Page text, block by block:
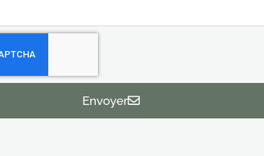
Envoyer